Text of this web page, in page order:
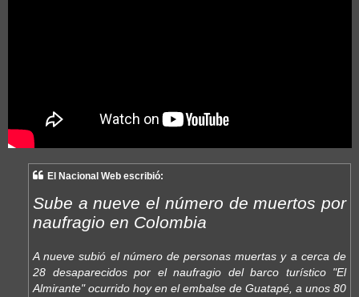
El Nacional Web escribió:
Sube a nueve el número de muertos por
naufragio en Colombia
A nueve subió el número de personas muertas y a cerca de
28 desaparecidos por el naufragio del barco turístico "El
Almirante" ocurrido hoy en el embalse de Guatapé, a unos 80